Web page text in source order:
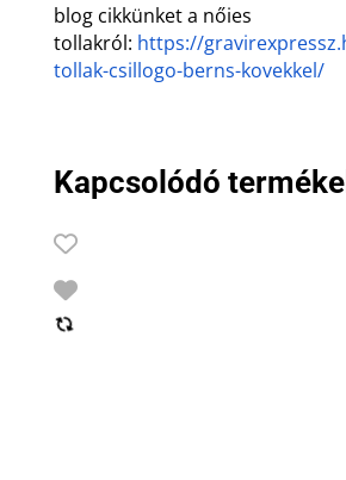
blog cikkünket a nőies
tollakról: https://
tollak-csillogo-berns-kovekkel/
Kapcsolódó